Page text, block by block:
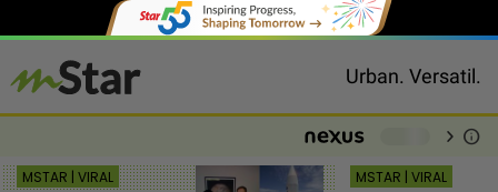
Urban. Versatil.
chevron_right info
MSTAR | VIRAL MSTAR | VIRAL